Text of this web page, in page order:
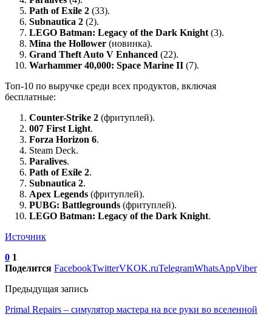
Path of Exile 2 (33).
Subnautica 2 (2).
LEGO Batman: Legacy of the Dark Knight (3).
Mina the Hollower (новинка).
Grand Theft Auto V Enhanced (22).
Warhammer 40,000: Space Marine II (7).
Топ-10 по выручке среди всех продуктов, включая
бесплатные:
Counter-Strike 2 (фритуплей).
007 First Light.
Forza Horizon 6.
Steam Deck.
Paralives.
Path of Exile 2.
Subnautica 2.
Apex Legends (фритуплей).
PUBG: Battlegrounds (фритуплей).
LEGO Batman: Legacy of the Dark Knight.
Источник
0 1
Поделится FacebookTwitterVKOK.ruTelegramWhatsAppViber
Предыдущая запись
Primal Repairs – симулятор мастера на все руки во вселенной